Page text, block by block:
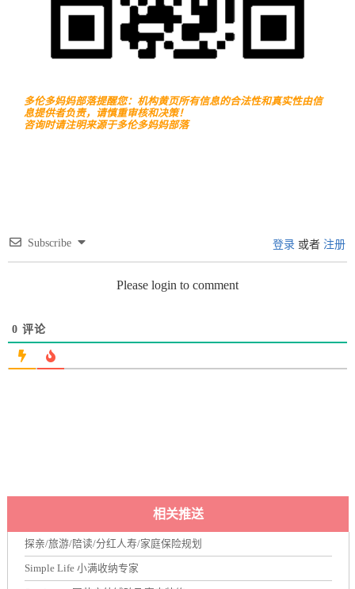
多伦多妈妈部落提醒您：机构黄页所有信息的合法性和真实性由信
息提供者负责，请慎重审核和决策！
咨询时请注明来源于多伦多妈妈部落
Subscribe 登录 或者 注册
Please login to comment
0 评论
相关推送
探亲/旅游/陪读/分红人寿/家庭保险规划
Simple Life 小满收纳专家